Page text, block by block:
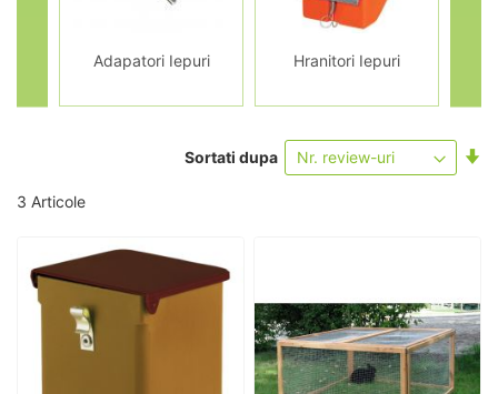
Adapatori Iepuri Hranitori Iepuri
3 Articole
Sortati dupa